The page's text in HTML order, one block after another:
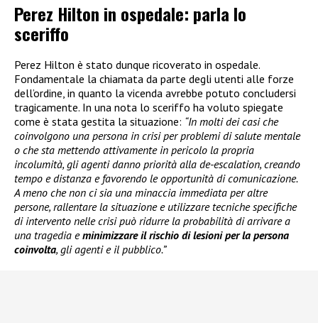
Perez Hilton in ospedale: parla lo
sceriffo
Perez Hilton è stato dunque ricoverato in ospedale.
Fondamentale la chiamata da parte degli utenti alle forze
dell’ordine, in quanto la vicenda avrebbe potuto concludersi
tragicamente. In una nota lo sceriffo ha voluto spiegate
come è stata gestita la situazione: “In molti dei casi che
coinvolgono una persona in crisi per problemi di salute mentale
o che sta mettendo attivamente in pericolo la propria
incolumità, gli agenti danno priorità alla de-escalation, creando
tempo e distanza e favorendo le opportunità di comunicazione.
A meno che non ci sia una minaccia immediata per altre
persone, rallentare la situazione e utilizzare tecniche specifiche
di intervento nelle crisi può ridurre la probabilità di arrivare a
una tragedia eminimizzare il rischio di lesioni per la persona
coinvolta, gli agenti e il pubblico.”